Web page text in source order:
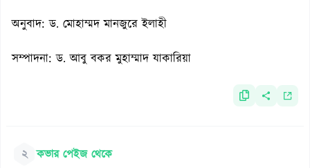
অনুবাদ: ড. মোহাম্মদ মানজুরে ইলাহী
সম্পাদনা: ড. আবু বকর মুহাম্মাদ যাকারিয়া
২ কভার পেইজ থেকে